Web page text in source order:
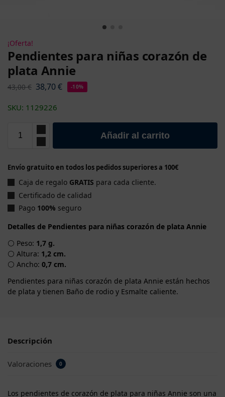
¡Oferta!
Pendientes para niñas corazón de
plata Annie
43,00€ 38,70€ -10%
SKU: 1129226
Añadir al carrito
Envío gratuito en todos los pedidos superiores a 100€
Caja de regalo GRATIS para cada cliente.
Certificado de calidad
Pago 100% seguro
Detalles de Pendientes para niñas corazón de plata Annie
⚪ Peso: 1,7 g.
⚪ Altura: 1,2 cm.
⚪ Ancho: 0,7 cm.
Pendientes para niñas corazón de plata Annie están hechos
de plata y tienen Baño de rodio y Esmalte caliente.
Descripción
Valoraciones 0
Los pendientes de corazón de plata para niñas Annie son una